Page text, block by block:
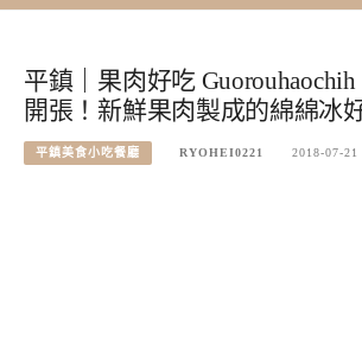
平鎮｜果肉好吃
開張！新鮮果肉製成的綿綿冰
平鎮美食小吃餐廳 RYOHEI0221 2018-07-21